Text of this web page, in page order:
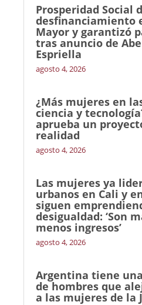
Prosperidad Social
desfinanciamiento
Mayor y garantizó
tras anuncio de
Espriella
agosto 4, 2026
¿Más mujeres en
ciencia y
aprueba un
realidad
agosto 4, 2026
Las mujeres ya
urbanos en Cali y
siguen
desigualdad: ‘Son
menos ingresos’
agosto 4, 2026
Argentina tiene
de hombres que
a las mujeres de la